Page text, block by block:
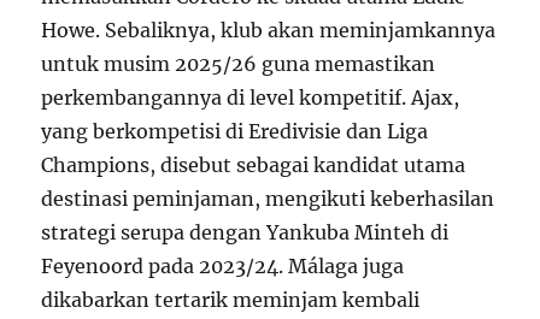
Howe. Sebaliknya, klub akan meminjamkannya
untuk musim 2025/26 guna memastikan
perkembangannya di level kompetitif. Ajax,
yang berkompetisi di Eredivisie dan Liga
Champions, disebut sebagai kandidat utama
destinasi peminjaman, mengikuti keberhasilan
strategi serupa dengan Yankuba Minteh di
Feyenoord pada 2023/24. Málaga juga
dikabarkan tertarik meminjam kembali